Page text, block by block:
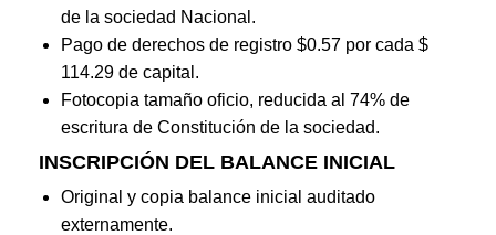
de la sociedad Nacional.
Pago de derechos de registro $0.57 por cada $
114.29 de capital.
Fotocopia tamaño oficio, reducida al 74% de
escritura de Constitución de la sociedad.
INSCRIPCIÓN DEL BALANCE INICIAL
Original y copia balance inicial auditado
externamente.